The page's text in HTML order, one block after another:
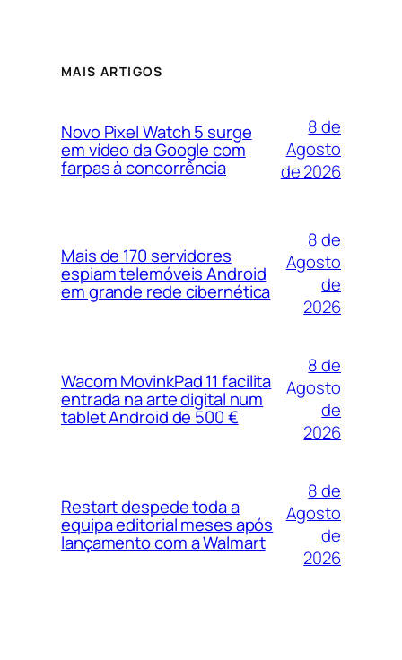
MAIS ARTIGOS
Novo Pixel Watch 5 surge
em vídeo da Google com
farpas à concorrência
8 de
Agosto
de 2026
Mais de 170 servidores
espiam telemóveis Android
em grande rede cibernética
8 de
Agosto
de
2026
Wacom MovinkPad 11 facilita
entrada na arte digital num
tablet Android de 500 €
8 de
Agosto
de
2026
Restart despede toda a
equipa editorial meses após
lançamento com a Walmart
8 de
Agosto
de
2026